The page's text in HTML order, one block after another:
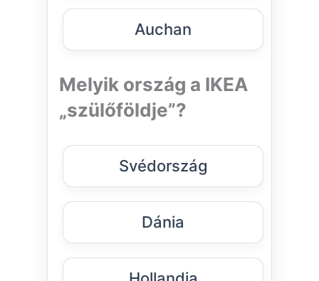
Auchan
Melyik ország a IKEA
„szülőföldje”?
Svédország
Dánia